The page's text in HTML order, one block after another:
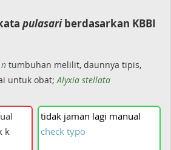
pulasariberdasarkan KBBI
n tumbuhan melilit, daunnya tipis,
untuk obat;Alyxia stellata
tidak jaman lagi manual
check typo